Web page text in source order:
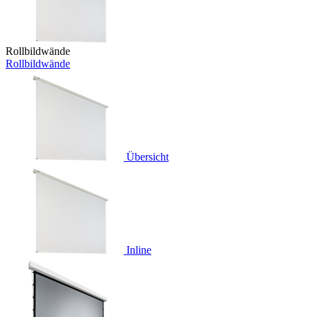
Rollbildwände
Rollbildwände
Übersicht
Inline